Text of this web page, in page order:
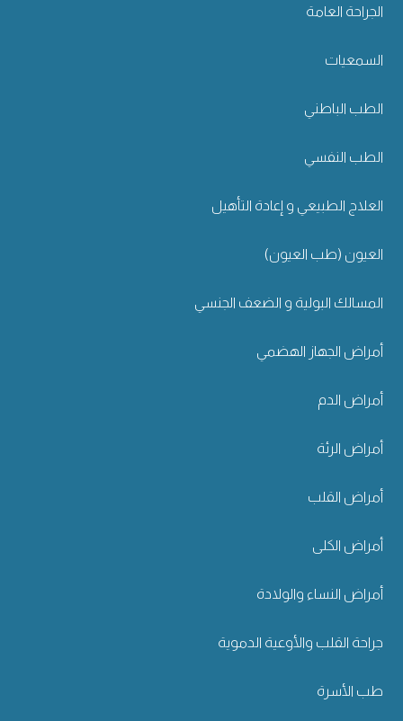
الجراحة العامة
السمعيات
الطب الباطني
الطب النفسي
العلاج الطبيعي و إعادة التأهيل
العيون (طب العيون)
المسالك البولية و الضعف الجنسي
أمراض الجهاز الهضمي
أمراض الدم
أمراض الرئة
أمراض القلب
أمراض الكلى
أمراض النساء والولادة
جراحة القلب والأوعية الدموية
طب الأسرة